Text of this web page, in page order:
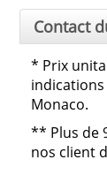
Contact
* Prix
Monaco.
** Plus de
nos client